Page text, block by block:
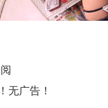
无广告！